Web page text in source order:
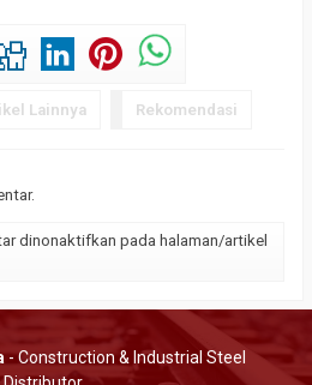
Lainnya Rekomendasi
dinonaktifkan pada halaman/artikel
- Construction & Industrial Steel